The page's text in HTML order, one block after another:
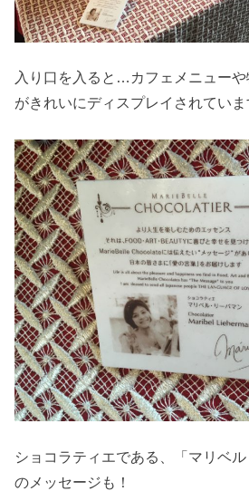
入り口を入ると…カフェメニューや
がきれいにディスプレイされていま
ショコラティエである、「マリベ
のメッセージも！